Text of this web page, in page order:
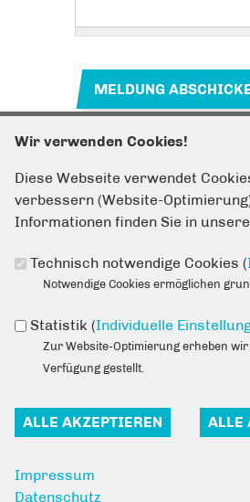
Fußbereich
ANSCHRIFT
Konrad-Wolf-Str. 62
13055 Ber­lin
CDU Berlin
Wir verwenden Cookies!
Diese Webseite verwendet
verbessern (Website-
Informationen finden Sie in
Technisch notwendige Cookies (
Notwendige Cookies ermöglichen
Statistik (Individuelle
Zur Website-Optimierung erheben
Verfügung gestellt.
Impressum
Datenschutz